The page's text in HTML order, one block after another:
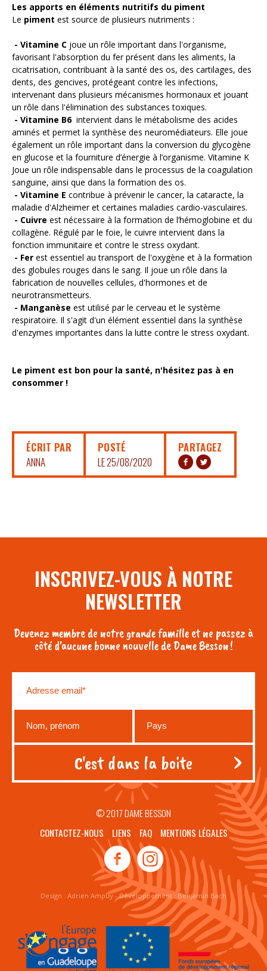
Les apports en éléments nutritifs du piment
Le piment est source de plusieurs nutriments :
- Vitamine C joue un rôle important dans l'organisme,
favorisant l'absorption du fer présent dans les aliments, la
cicatrisation, contribuant à la santé des os, des cartilages, des
dents, des gencives, protégeant contre les infections,
intervenant dans plusieurs mécanismes hormonaux et jouant
un rôle dans l'élimination des substances toxiques.
- Vitamine B6intervient dans le métabolisme des acides
aminés et permet la synthèse des neuromédiateurs. Elle joue
également un rôle important dans la conversion du glycogène
en glucose et la fourniture d’énergie à l’organisme. Vitamine K
Joue un rôle indispensable dans le processus de la coagulation
sanguine, ainsi que dans la formation des os.
- Vitamine E contribue à prévenir le cancer, la cataracte, la
maladie d'Alzheimer et certaines maladies cardio-vasculaires.
- Cuivre est nécessaire à la formation de l’hémoglobine et du
collagène. Régulé par le foie, le cuivre intervient dans la
fonction immunitaire et contre le stress oxydant.
- Fer est essentiel au transport de l'oxygène et à la formation
des globules rouges dans le sang. Il joue un rôle dans la
fabrication de nouvelles cellules, d'hormones et de
neurotransmetteurs.
- Manganèse est utilisé par le cerveau et le système
respiratoire. Il s'agit d'un élément essentiel dans la synthèse
d'enzymes importantes dans la lutte contre le stress oxydant.
Le piment est bon pour la santé, n'hésitez pas à en
consommer !
ÉCRIT PAR
ANNA
POSTÉ
LE 25/08/2020
PARTAGEZ
INSCRIVEZ-VOUS À NOTRE
NEWSLETTER
Devenez membre de notre grande famille et ne passez à
côté d'aucune bonne nouvelle de Dame Besson !
© 2017 DAME BESSON
CONTACTEZ-NOUS
LIENS FAQ MENTIONS LÉGALES
Design : Adrien Ampuy- Développement : Benjamin Bach